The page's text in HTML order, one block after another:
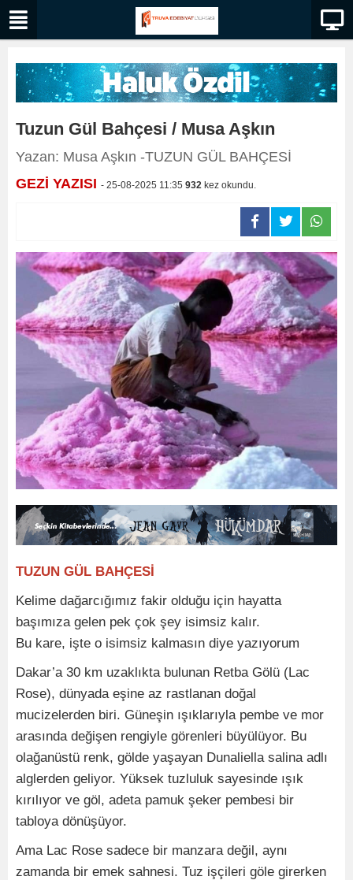
Tuzun Gül Bahçesi / Musa Aşkın
Yazan: Musa Aşkın -TUZUN GÜL BAHÇESİ
GEZİ YAZISI - 25-08-2025 11:35 932 kez okundu.
TUZUN GÜL BAHÇESİ
Kelime dağarcığımız fakir olduğu için hayatta
başımıza gelen pek çok şey isimsiz kalır.
Bu kare, işte o isimsiz kalmasın diye yazıyorum
Dakar’a 30 km uzaklıkta bulunan Retba Gölü (Lac
Rose), dünyada eşine az rastlanan doğal
mucizelerden biri. Güneşin ışıklarıyla pembe ve mor
arasında değişen rengiyle görenleri büyülüyor. Bu
olağanüstü renk, gölde yaşayan Dunaliella salina adlı
alglerden geliyor. Yüksek tuzluluk sayesinde ışık
kırılıyor ve göl, adeta pamuk şeker pembesi bir
tabloya dönüşüyor.
Ama Lac Rose sadece bir manzara değil, aynı
zamanda bir emek sahnesi. Tuz işçileri göle girerken